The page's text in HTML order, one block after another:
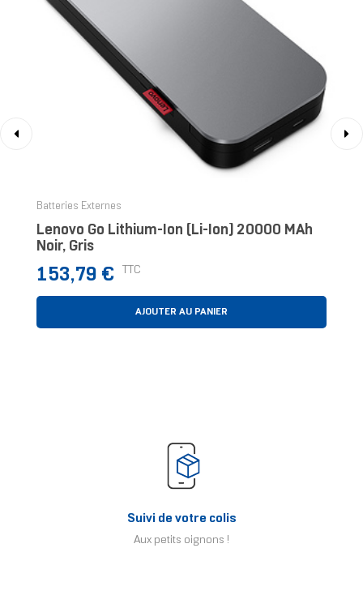
Batteries Externes
Lenovo Go Lithium-Ion (Li-Ion) 20000 MAh
Noir, Gris
Prix
153,79 € TTC
AJOUTER AU PANIER
Suivi de votre colis
Aux petits oignons !